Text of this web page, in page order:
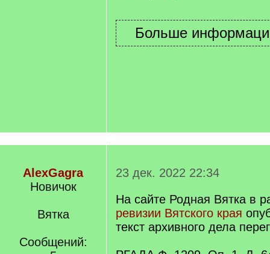
AlexGagra
Новичок
Вятка
Сообщений:
23 дек. 2022 22:34
На сайте Родная Вятка в
ревизии Вятского края
текст архивного дела